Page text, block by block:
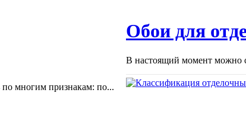
многим признакам: по...
Обои для
В настоящий момент можно